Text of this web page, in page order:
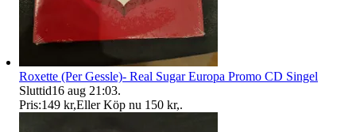
Roxette (Per Gessle)- Real Sugar Europa Promo CD Singel
Sluttid16 aug 21:03.
Pris:149 kr,Eller Köp nu 150 kr,.